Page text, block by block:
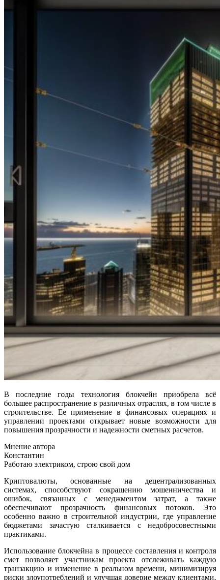
В последние годы технология блокчейн приобрела всё
большее распространение в различных отраслях, в том числе в
строительстве. Ее применение в финансовых операциях и
управлении проектами открывает новые возможности для
повышения прозрачности и надежности сметных расчетов.
Мнение автора
Константин
Работаю электриком, строю свой дом
Криптовалюты, основанные на децентрализованных
системах, способствуют сокращению мошенничества и
ошибок, связанных с менеджментом затрат, а также
обеспечивают прозрачность финансовых потоков. Это
особенно важно в строительной индустрии, где управление
бюджетами зачастую сталкивается с недобросовестными
практиками.
Использование блокчейна в процессе составления и контроля
смет позволяет участникам проекта отслеживать каждую
транзакцию и изменение в реальном времени, минимизируя
риски злоупотреблений и улучшая доверие между клиентами,